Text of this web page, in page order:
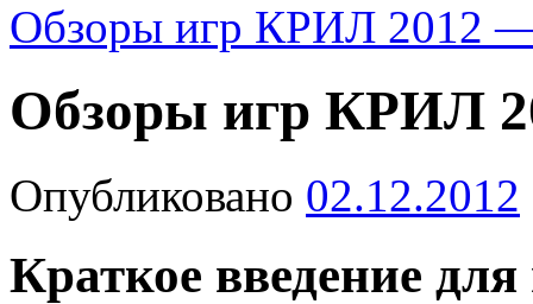
Обзоры игр КРИЛ 2012
Обзоры игр КРИЛ
Опубликовано 02.12.2012
Краткое введение